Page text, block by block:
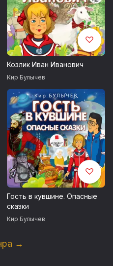
Козлик Иван Иванович
Кир Булычев
Гость в кувшине. Опасные
сказки
Кир Булычев
→